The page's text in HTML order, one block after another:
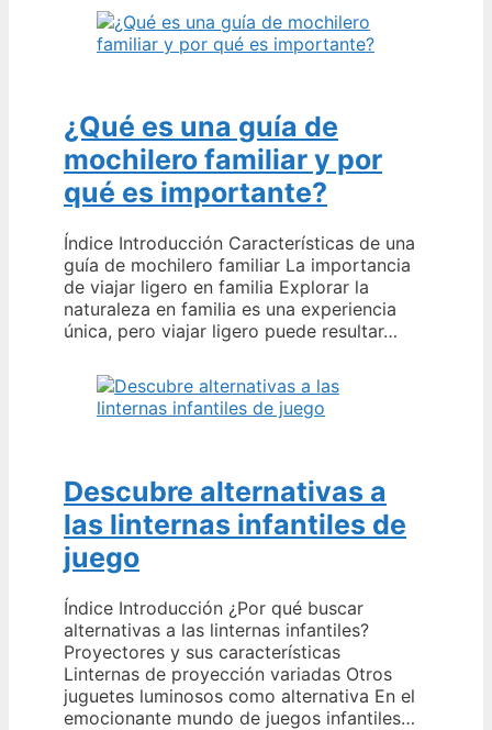
¿Qué es una guía de
mochilero familiar y por
qué es importante?
Índice Introducción Características de una
guía de mochilero familiar La importancia
de viajar ligero en familia Explorar la
naturaleza en familia es una experiencia
única, pero viajar ligero puede resultar…
Descubre alternativas a
las linternas infantiles de
juego
Índice Introducción ¿Por qué buscar
alternativas a las linternas infantiles?
Proyectores y sus características
Linternas de proyección variadas Otros
juguetes luminosos como alternativa En el
emocionante mundo de juegos infantiles…